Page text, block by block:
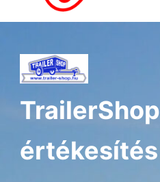
TrailerShop
értékesítés